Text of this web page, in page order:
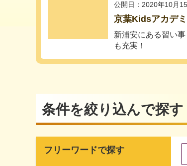
公開日：2020年10月
京葉Kidsアカデ
新浦安にある習い
も充実！
条件を絞り込んで探す
フリーワードで探す